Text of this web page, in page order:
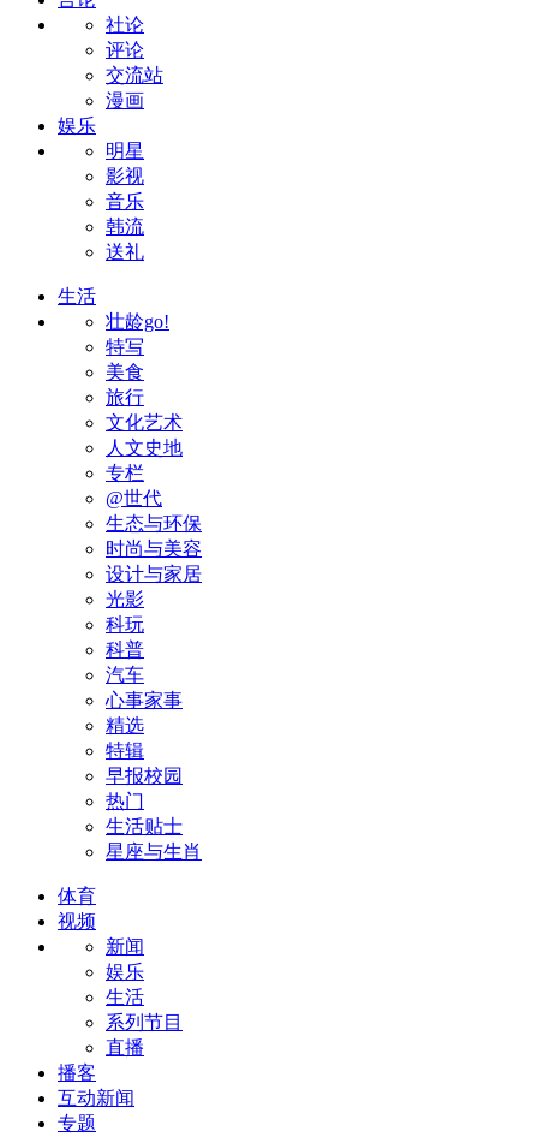
社论
评论
交流站
漫画
娱乐
明星
影视
音乐
韩流
送礼
生活
壮龄go!
特写
美食
旅行
文化艺术
人文史地
专栏
@世代
生态与环保
时尚与美容
设计与家居
光影
科玩
科普
汽车
心事家事
精选
特辑
早报校园
热门
生活贴士
星座与生肖
体育
视频
新闻
娱乐
生活
系列节目
直播
播客
互动新闻
专题